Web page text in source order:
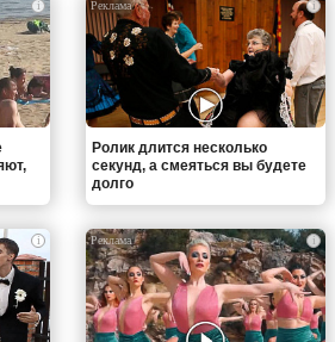
i i
Ролик длится несколько
секунд, а смеяться вы будете
долго
i i